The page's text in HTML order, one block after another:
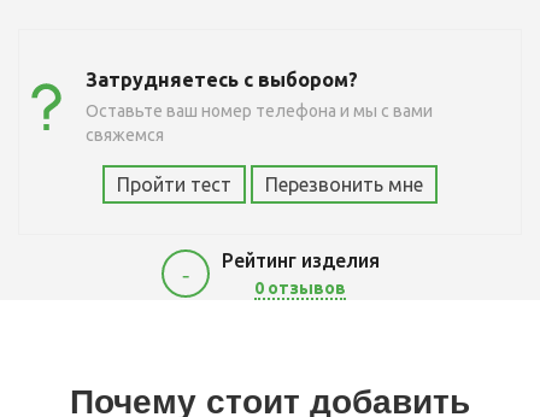
Затрудняетесь с выбором?
Оставьте ваш номер телефона и мы с вами
свяжемся
Пройти тест Перезвонить мне
-
Рейтинг изделия
0 отзывов
Почему стоит добавить